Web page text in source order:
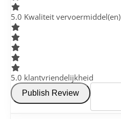
5.0 Kwaliteit vervoermiddel(en)
5.0 klantvriendelijkheid
Publish Review